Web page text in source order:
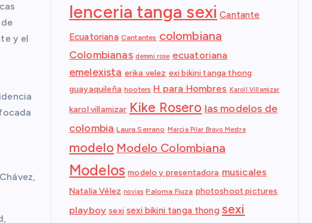
y el
lenceria tanga sexi Cantante
Ecuatoriana Cantantes colombiana
Colombianas demmi rose ecuatoriana
emelexista erika velez exi bikini tanga thong
guayaquileña hooters H para Hombres Karoll Villamizar
karol villamizar Kike Rosero las modelos de
colombia Laura Serrano Marcia Pilar Bravo Mestre
modelo Modelo Colombiana
Modelos modelo y presentadora musicales
Natalia Vélez novias Paloma Fiuza photoshoot pictures
playboy sexi sexi bikini tanga thong sexi